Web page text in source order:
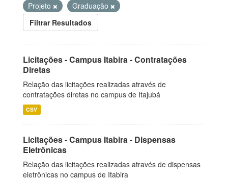
Projeto
Graduação
Filtrar Resultados
Licitações - Campus Itabira - Contratações
Diretas
Relação das licitações realizadas através de
contratações diretas no campus de Itajubá
CSV
Licitações - Campus Itabira - Dispensas
Eletrônicas
Relação das licitações realizadas através de dispensas
eletrônicas no campus de Itabira